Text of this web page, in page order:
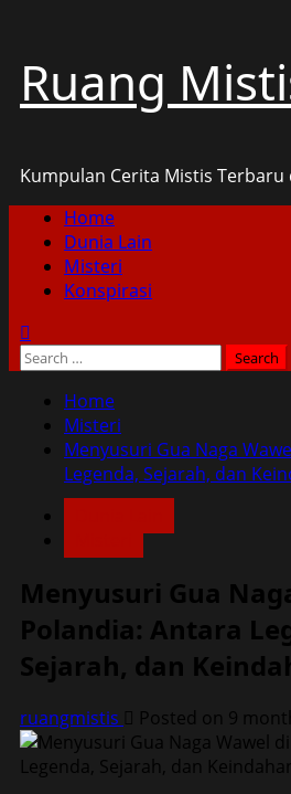
content
Ruang
Kumpulan Cerita Mistis Terbaru
Primary
Menu
Home
Dunia Lain
Misteri
Konspirasi
Search
Home
Misteri
Menyusuri Gua Naga
Legenda, Sejarah, dan
Menyusuri Gua
Polandia: Antara
Sejarah, dan
ruangmistis Posted on 9